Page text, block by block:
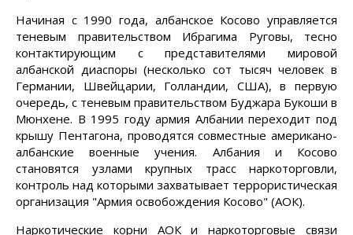
Начиная с 1990 года, албанское Косово управляется
теневым правительством Ибрагима Руговы, тесно
контактирующим с представителями мировой
албанской диаспоры (несколько сот тысяч человек в
Германии, Швейцарии, Голландии, США), в первую
очередь, с теневым правительством Буджара Букоши в
Мюнхене. В 1995 году армия Албании переходит под
крышу Пентагона, проводятся совместные американо-
албанские военные учения. Албания и Косово
становятся узлами крупных трасс наркоторговли,
контроль над которыми захватывает террористическая
организация "Армия освобождения Косово" (АОК).
Наркотические корни АОК и наркоторговые связи